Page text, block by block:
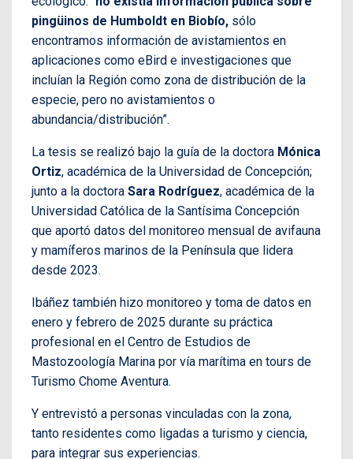
pingüinos de Humboldt en Biobío, sólo
encontramos información de avistamientos en
aplicaciones como eBird e investigaciones que
incluían la Región como zona de distribución de la
especie, pero no avistamientos o
abundancia/distribución”.
La tesis se realizó bajo la guía de la doctora Mónica
Ortiz, académica de la Universidad de Concepción;
junto a la doctora Sara Rodríguez, académica de la
Universidad Católica de la Santísima Concepción
que aportó datos del monitoreo mensual de avifauna
y mamíferos marinos de la Península que lidera
desde 2023.
Ibáñez también hizo monitoreo y toma de datos en
enero y febrero de 2025 durante su práctica
profesional en el Centro de Estudios de
Mastozoología Marina por vía marítima en tours de
Turismo Chome Aventura.
Y entrevistó a personas vinculadas con la zona,
tanto residentes como ligadas a turismo y ciencia,
para integrar sus experiencias.